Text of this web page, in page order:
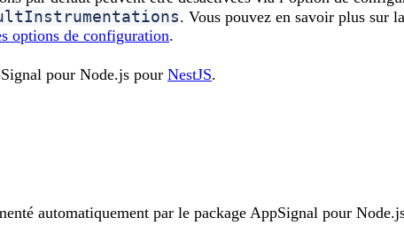
. Vous pouvez en savoir plus sur
options de configuration.
pour Node.js pour NestJS.
automatiquement par le package AppSignal pour